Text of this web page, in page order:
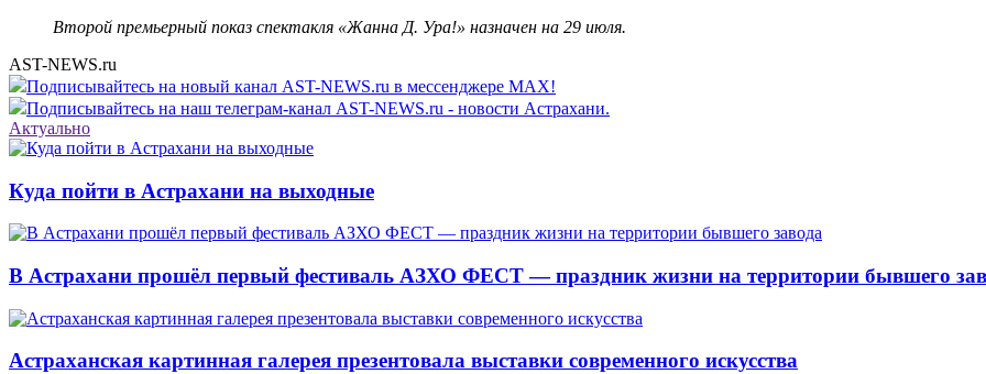
Второй премьерный показ спектакля «Жанна Д. Ура!» назначен на 29 июля.
AST-NEWS.ru
Подписывайтесь на новый канал AST-NEWS.ru в мессенджере MAX!
Подписывайтесь на наш телеграм-канал AST-NEWS.ru - новости Астрахани.
Актуально
Куда пойти в Астрахани на выходные
В Астрахани прошёл первый фестиваль АЗХО ФЕСТ — праздник жизни на территории бывшего
Астраханская картинная галерея презентовала выставки современного искусства